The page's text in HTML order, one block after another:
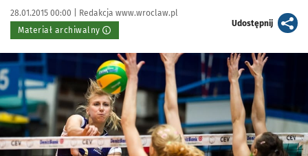
Data publikacji:
28.01.2015 00:00 | Autor:
Redakcja www.wroclaw.pl
Materiał archiwalny
Udostępnijartykuł
Kliknij, aby powiększyć